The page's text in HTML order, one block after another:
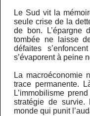
Le Sud vit la
seule crise de la
de bon. L’épargne
tombée ne laisse
défaites
s’évaporent à peine
La macroéconomie
trace permanente.
L’immobilisme
stratégie de survie.
monde qui punit